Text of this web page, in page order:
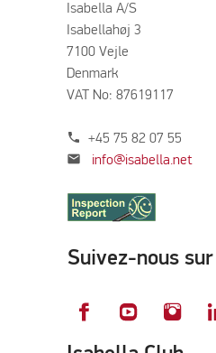
Isabella A/S
Isabellahøj 3
7100 Vejle
Denmark
VAT No: 87619117
phone +45 75 82 07 55
mail info@isabella.net
Suivez-nous